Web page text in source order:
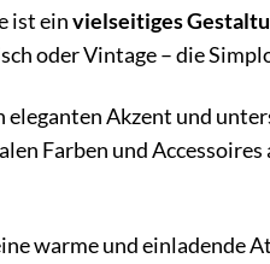
ist einvielseitiges
oder Vintage – die
eleganten Akzent und
Farben und Accessoires
warme und einladende